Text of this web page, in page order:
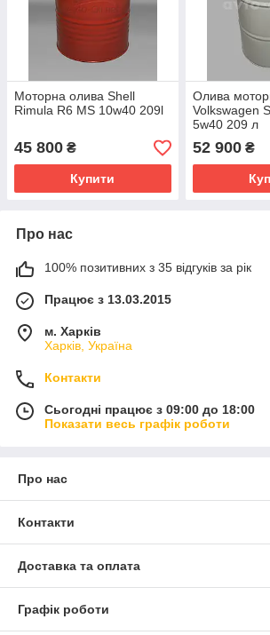
Моторна олива Shell
Rimula R6 MS 10w40 209l
45 800 ₴
Купити
Олива
Volkswagen
5w40 209 л
52 900₴
Про нас
100% позитивних з 35 відгуків за рік
Працює з 13.03.2015
м. Харків
Харків, Україна
Контакти
Сьогодні працює з 09:00 до 18:00
Показати весь графік роботи
Про нас
Контакти
Доставка та оплата
Графік роботи